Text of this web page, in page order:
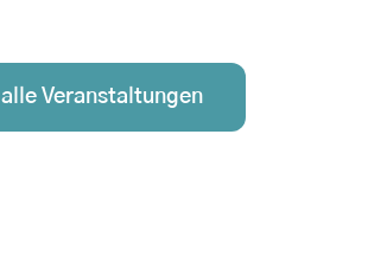
alle Veranstaltungen